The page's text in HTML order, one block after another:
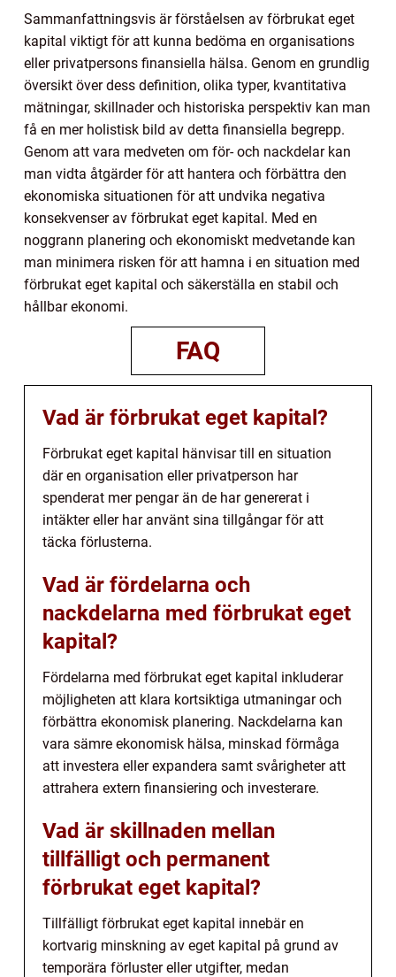
Sammanfattningsvis är förståelsen av förbrukat eget
kapital viktigt för att kunna bedöma en organisations
eller privatpersons finansiella hälsa. Genom en grundlig
översikt över dess definition, olika typer, kvantitativa
mätningar, skillnader och historiska perspektiv kan man
få en mer holistisk bild av detta finansiella begrepp.
Genom att vara medveten om för- och nackdelar kan
man vidta åtgärder för att hantera och förbättra den
ekonomiska situationen för att undvika negativa
konsekvenser av förbrukat eget kapital. Med en
noggrann planering och ekonomiskt medvetande kan
man minimera risken för att hamna i en situation med
förbrukat eget kapital och säkerställa en stabil och
hållbar ekonomi.
FAQ
Vad är förbrukat eget kapital?
Förbrukat eget kapital hänvisar till en situation
där en organisation eller privatperson har
spenderat mer pengar än de har genererat i
intäkter eller har använt sina tillgångar för att
täcka förlusterna.
Vad är fördelarna och
nackdelarna med förbrukat eget
kapital?
Fördelarna med förbrukat eget kapital inkluderar
möjligheten att klara kortsiktiga utmaningar och
förbättra ekonomisk planering. Nackdelarna kan
vara sämre ekonomisk hälsa, minskad förmåga
att investera eller expandera samt svårigheter att
attrahera extern finansiering och investerare.
Vad är skillnaden mellan
tillfälligt och permanent
förbrukat eget kapital?
Tillfälligt förbrukat eget kapital innebär en
kortvarig minskning av eget kapital på grund av
temporära förluster eller utgifter, medan